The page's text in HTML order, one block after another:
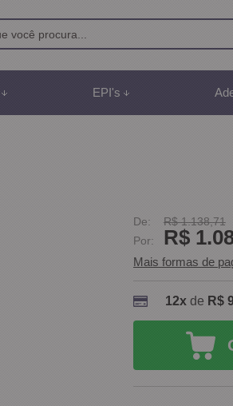
EPI's
De:
R$ 1.138,71
Por:
R$
Mais formas de
12xdeR$